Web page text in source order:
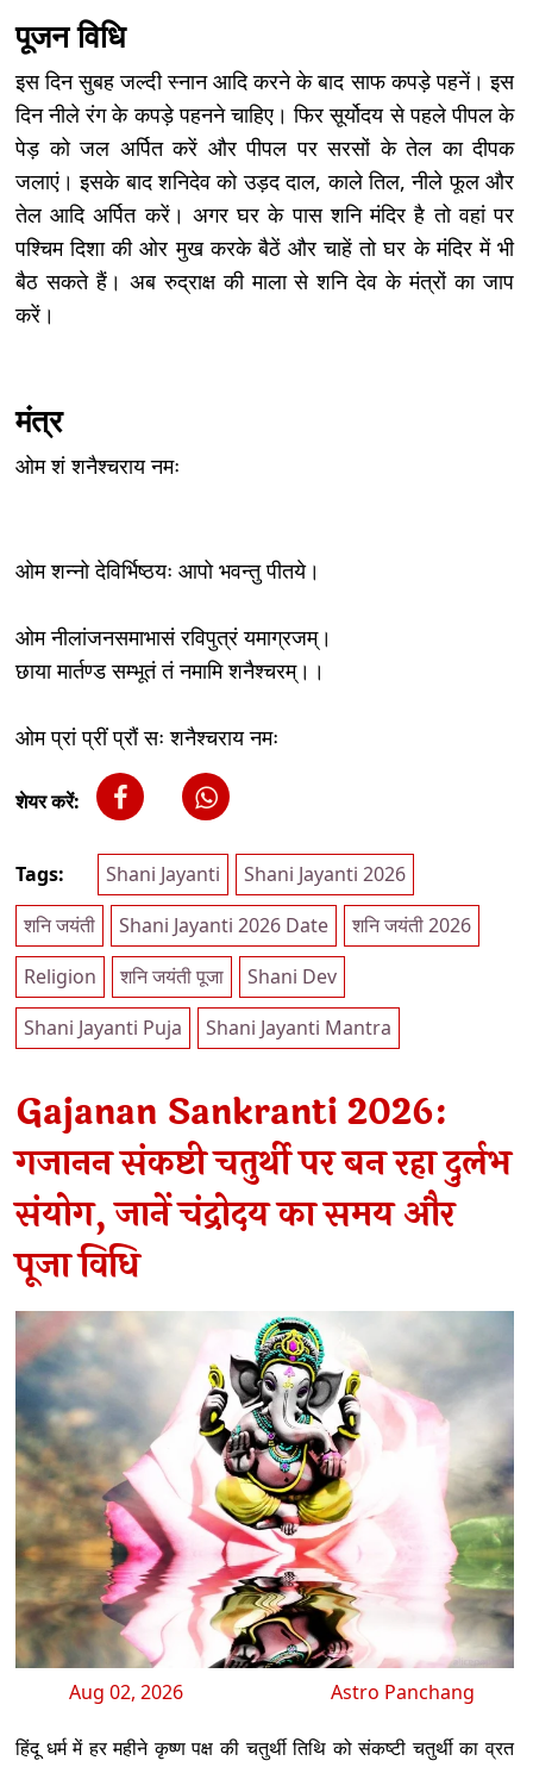
पूजन विधि
इस दिन सुबह जल्दी स्नान आदि करने के बाद साफ कपड़े पहनें। इस
दिन नीले रंग के कपड़े पहनने चाहिए। फिर सूर्योदय से पहले पीपल के
पेड़ को जल अर्पित करें और पीपल पर सरसों के तेल का दीपक
जलाएं। इसके बाद शनिदेव को उड़द दाल, काले तिल, नीले फूल और
तेल आदि अर्पित करें। अगर घर के पास शनि मंदिर है तो वहां पर
पश्चिम दिशा की ओर मुख करके बैठें और चाहें तो घर के मंदिर में भी
बैठ सकते हैं। अब रुद्राक्ष की माला से शनि देव के मंत्रों का जाप
करें।
मंत्र
ओम शं शनैश्चराय नमः
ओम शन्नो देविर्भिष्ठयः आपो भवन्तु पीतये।
ओम नीलांजनसमाभासं रविपुत्रं यमाग्रजम्‌।
छाया मार्तण्ड सम्भूतं तं नमामि शनैश्चरम्‌।।
ओम प्रां प्रीं प्रौं सः शनैश्चराय नमः
शेयर करें:
Tags: Shani Jayanti
Shani Jayanti 2026
शनि जयंती
Shani Jayanti 2026 Date
शनि जयंती 2026
Religion
शनि जयंती पूजा
Shani Dev
Shani Jayanti Puja
Shani Jayanti Mantra
Gajanan Sankranti 2026:
गजानन संकष्टी चतुर्थी पर बन रहा दुर्लभ
संयोग, जानें चंद्रोदय का समय और
पूजा विधि
Aug 02, 2026 Astro Panchang
हिंदू धर्म में हर महीने कृष्ण पक्ष की चतुर्थी तिथि को संकष्टी चतुर्थी का व्रत